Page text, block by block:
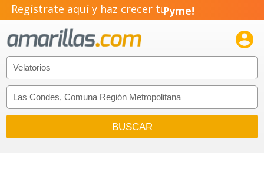
Regístrate aquí y haz crecer tuPyme!
Emprendimiento!
